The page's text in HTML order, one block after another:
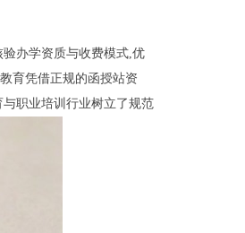
办学资质与收费模式,优
育凭借正规的函授站资
职业培训行业树立了规范